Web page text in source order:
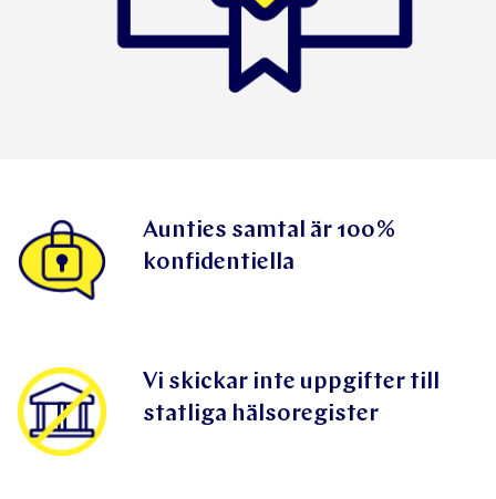
Aunties samtal är 100%
konfidentiella
Vi skickar inte uppgifter till
statliga hälsoregister